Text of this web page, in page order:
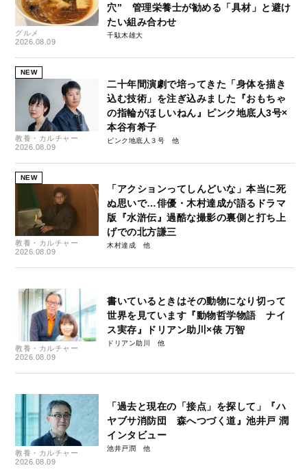
グルメ
2026.08.09
穴” 管理栄養士が勧める「具材」と避け
たい組み合わせ
千駄木雄大
NEW
教養・カルチャー
2026.08.09
二十年間演劇で培ってきた「身体を描き
込む技術」を注ぎ込みました『おもちゃ
の指輪がほしいねん』ピンク地底人3号×
本谷有希子
ピンク地底人３号
NEW
教養・カルチャー
2026.08.09
「アクションってしんどいな」本当に死
ぬ思いで…俳優・木村達成が語るドラマ
版『水滸伝』過酷な撮影の裏側と打ち上
げでの北方謙三
木村達成
教養・カルチャー
2026.08.09
書いているときはその動物になり切って
世界を見ています『動物哲学物語 ナイ
ス実存』ドリアン助川×俵 万智
ドリアン助川
教養・カルチャー
2026.08.09
「過去と現在の「接点」を探して」『ハ
ヤブサ消防団 森へつづく道』池井戸 潤
インタビュー
池井戸潤